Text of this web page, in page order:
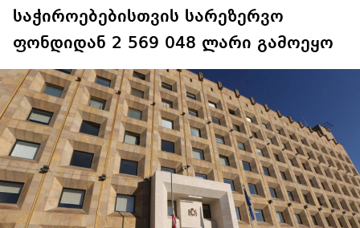
საჭიროებებისთვის სარეზერვო
ფონდიდან 2 569 048 ლარი გამოეყო